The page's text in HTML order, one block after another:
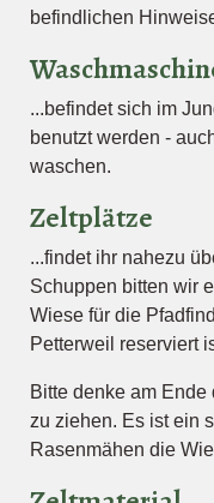
befindlichen
...befindet sich im
benutzt werden -
waschen.
Zeltplätze
...findet ihr nahezu
Schuppen bitten wir
Wiese für die
Petterweil reserviert
Bitte denke am
zu ziehen. Es ist ein
Rasenmähen die